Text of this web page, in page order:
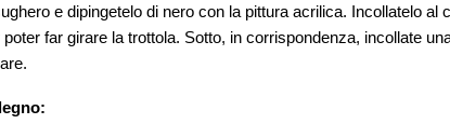
e dipingetelo di nero con la pittura acrilica. Incollatelo al
far girare la trottola. Sotto, in corrispondenza, incollate